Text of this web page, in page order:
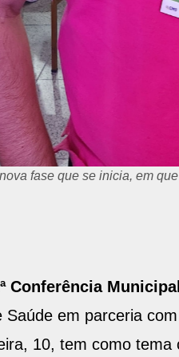
fase que se inicia, em
Conferência
em parceria
10, tem como tema